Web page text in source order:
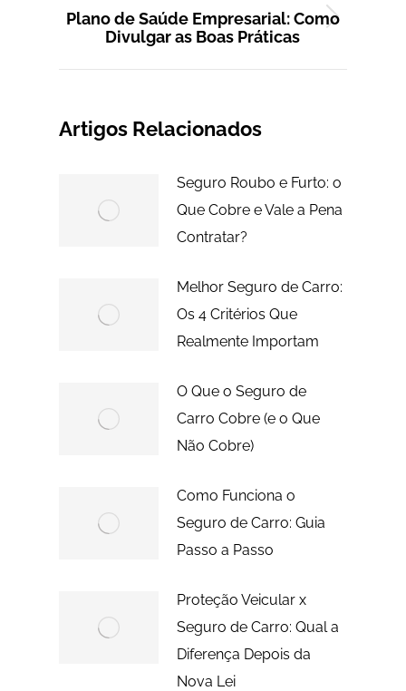
Próximo
Plano de Saúde Empresarial: Como
Divulgar as Boas Práticas
Artigos Relacionados
Seguro Roubo e Furto: o
Que Cobre e Vale a Pena
Contratar?
Melhor Seguro de Carro:
Os 4 Critérios Que
Realmente Importam
O Que o Seguro de
Carro Cobre (e o Que
Não Cobre)
Como Funciona o
Seguro de Carro: Guia
Passo a Passo
Proteção Veicular x
Seguro de Carro: Qual a
Diferença Depois da
Nova Lei